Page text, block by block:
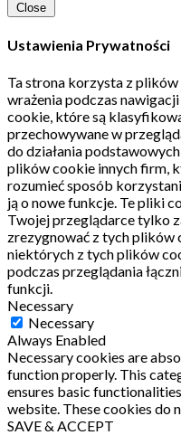
Close
Ustawienia Prywatności
Ta strona korzysta z
wrażenia podczas
cookie, które są
przechowywane w
do działania
plików cookie innych firm,
rozumieć sposób
ją o nowe funkcje. Te pliki
Twojej przeglądarce tylko
zrezygnować z tych plików
niektórych z tych plików
podczas przeglądania
funkcji.
Necessary
Necessary
Always Enabled
Necessary cookies are
function properly. This
ensures basic
website. These cookies do
SAVE & ACCEPT